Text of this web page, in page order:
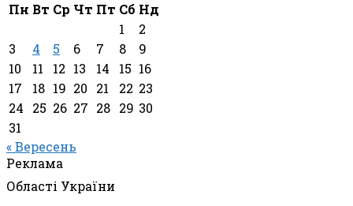
Пн Вт Ср Чт Пт Сб Нд
1
2
3
4 5 6 7 8
9
10
11 12 13 14 15 16
17
18 19 20 21 22 23
24
25 26 27 28 29 30
31
« Вересень
Реклама
Області України